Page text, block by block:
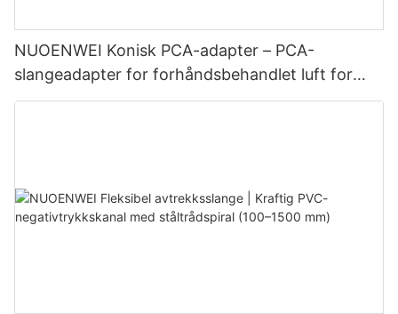
NUOENWEI Konisk PCA-adapter – PCA-
slangeadapter for forhåndsbehandlet luft for
bakkeklimaanlegg i fly | Reservedeler til GSE i